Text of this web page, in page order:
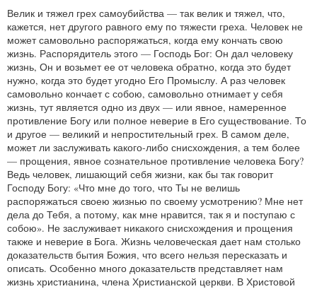
Велик и тяжел грех самоубийства — так велик и тяжел, что,
кажется, нет другого равного ему по тяжести греха. Человек не
может самовольно распоряжаться, когда ему кончать свою
жизнь. Распорядитель этого — Господь Бог: Он дал человеку
жизнь, Он и возьмет ее от человека обратно, когда это будет
нужно, когда это будет угодно Его Промыслу. А раз человек
самовольно кончает с собою, самовольно отнимает у себя
жизнь, тут является одно из двух — или явное, намеренное
противление Богу или полное неверие в Его существование. То
и другое — великий и непростительный грех. В самом деле,
может ли заслуживать какого-либо снисхождения, а тем более
— прощения, явное сознательное противление человека Богу?
Ведь человек, лишающий себя жизни, как бы так говорит
Господу Богу: «Что мне до того, что Ты не велишь
распоряжаться своею жизнью по своему усмотрению? Мне нет
дела до Тебя, а потому, как мне нравится, так я и поступаю с
собою». Не заслуживает никакого снисхождения и прощения
также и неверие в Бога. Жизнь человеческая дает нам столько
доказательств бытия Божия, что всего нельзя пересказать и
описать. Особенно много доказательств представляет нам
жизнь христианина, члена Христианской церкви. В Христовой